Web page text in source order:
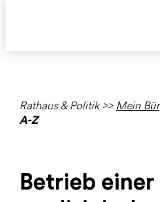
Rathaus & Politik>> Mein
A-Z
Betrieb einer